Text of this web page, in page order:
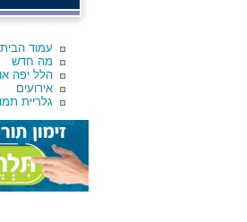
עמוד הבית
מה חדש
הלל יפה
אירועים
גלריית